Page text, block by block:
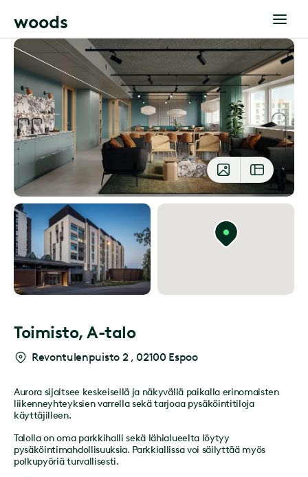
woods
Toimisto,A-talo
Revontulenpuisto 2​ , 02100 Espoo
Aurora sijaitsee keskeisellä ja näkyvällä paikalla erinomaisten
liikenneyhteyksien varrella sekä tarjoaa pysäköintitiloja
käyttäjilleen.
Talolla on oma parkkihalli sekä lähialueelta löytyy
pysäköintimahdollisuuksia. Parkkiallissa voi säilyttää myös
polkupyöriä turvallisesti.